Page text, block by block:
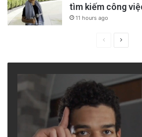
tìm kiếm công
11 hours ago
PreviousNext